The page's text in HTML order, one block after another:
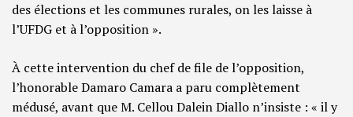
des élections et les communes rurales, on les laisse à
l’UFDG et à l’opposition ».
À cette intervention du chef de file de l’opposition,
l’honorable Damaro Camara a paru complètement
médusé, avant que M. Cellou Dalein Diallo n’insiste : « il y